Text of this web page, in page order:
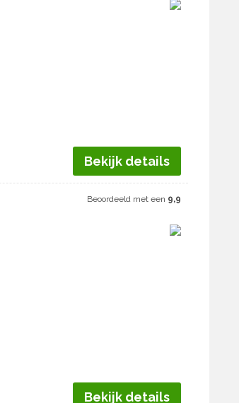
Bekijk details
Beoordeeld met een 9,9
Bekijk details